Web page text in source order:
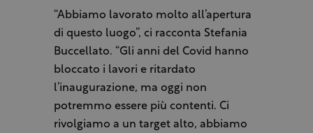
“Abbiamo lavorato molto all’apertura
di questo luogo”, ci racconta Stefania
Buccellato. “Gli anni del Covid hanno
bloccato i lavori e ritardato
l’inaugurazione, ma oggi non
potremmo essere più contenti. Ci
rivolgiamo a un target alto, abbiamo